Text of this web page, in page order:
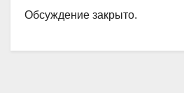
Обсуждение закрыто.